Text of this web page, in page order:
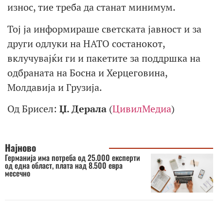
износ, тие треба да станат минимум.
Тој ја информираше светската јавност и за
други одлуки на НАТО состанокот,
вклучувајќи ги и пакетите за поддршка на
одбраната на Босна и Херцеговина,
Молдавија и Грузија.
Од Брисел: Џ. Дерала (ЦивилМедиа)
Најново
Германија има потреба од 25.000 експерти
од една област, плата над 8.500 евра
месечно